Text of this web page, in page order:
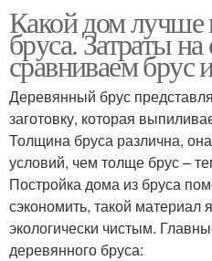
Какой дом лучше
бруса. Затраты
сравниваем брус
Деревянный брус
заготовку, которая
Толщина бруса различна,
условий, чем толще брус –
Постройка дома из бруса
сэкономить, такой
экологически чистым.
деревянного бруса: